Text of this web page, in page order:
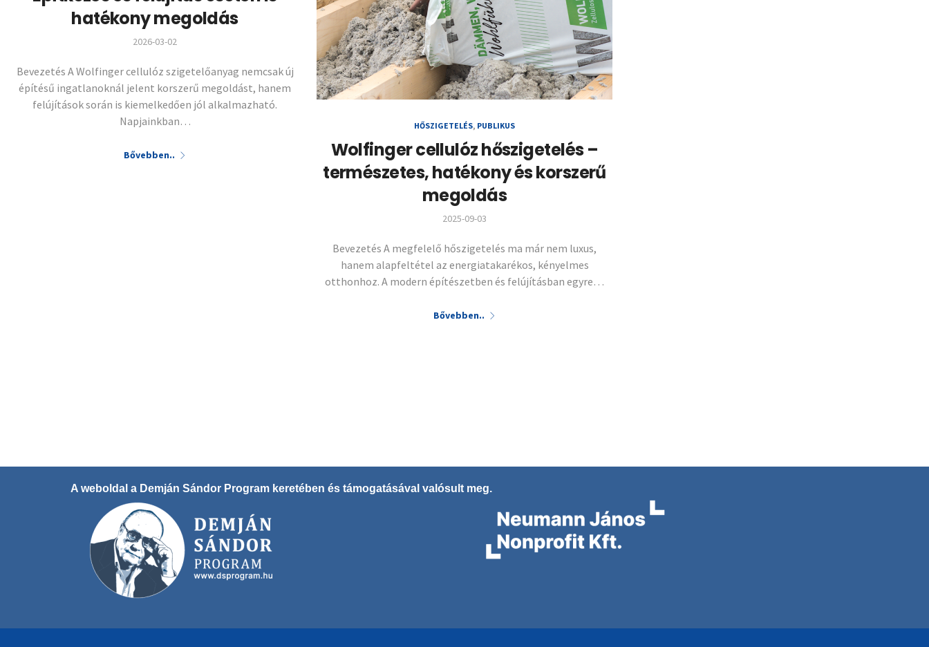
hatékony megoldás
2026-03-02
Bevezetés A Wolfinger cellulóz szigetelőanyag nemcsak új
építésű ingatlanoknál jelent korszerű megoldást, hanem
felújítások során is kiemelkedően jól alkalmazható.
Napjainkban…
Bővebben..
HŐSZIGETELÉS, PUBLIKUS
Wolfinger cellulóz hőszigetelés –
természetes, hatékony és korszerű
megoldás
2025-09-03
Bevezetés A megfelelő hőszigetelés ma már nem luxus,
hanem alapfeltétel az energiatakarékos, kényelmes
otthonhoz. A modern építészetben és felújításban egyre…
Bővebben..
A weboldal a Demján Sándor Program keretében és támogatásával valósult meg.